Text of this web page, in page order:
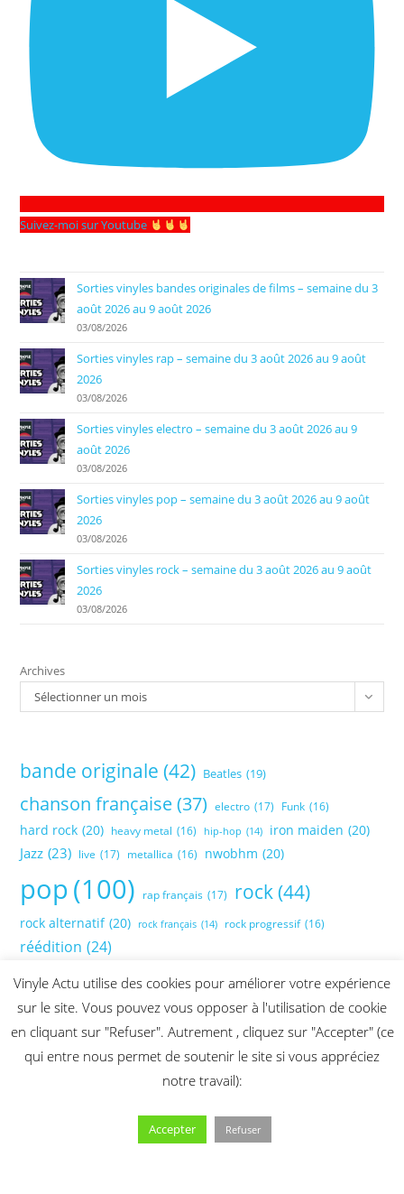
Suivez-moi sur Youtube
Sorties vinyles bandes originales de films – semaine du 3
août 2026 au 9 août 2026
03/08/2026
Sorties vinyles rap – semaine du 3 août 2026 au 9 août
2026
03/08/2026
Sorties vinyles electro – semaine du 3 août 2026 au 9
août 2026
03/08/2026
Sorties vinyles pop – semaine du 3 août 2026 au 9 août
2026
03/08/2026
Sorties vinyles rock – semaine du 3 août 2026 au 9 août
2026
03/08/2026
Archives
Sélectionner un mois
bande originale (42) Beatles (19)
chanson française (37) electro (17) Funk (16)
hard rock (20) heavy metal (16) hip-hop (14) iron maiden (20)
Jazz (23) live (17) metallica (16) nwobhm (20)
pop(100) rap français (17) rock(44)
rock alternatif (20) rock français (14) rock progressif (16)
réédition (24)
Vinyle Actu utilise des cookies pour améliorer votre expérience
sur le site. Vous pouvez vous opposer à l'utilisation de cookie
en cliquant sur "Refuser". Autrement , cliquez sur "Accepter" (ce
qui entre nous permet de soutenir le site si vous appréciez
notre travail):
Accepter Refuser